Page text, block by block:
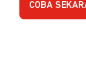
COBA